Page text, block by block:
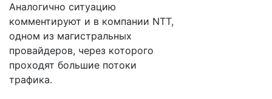
Аналогично ситуацию
комментируют и в компании NTT,
одном из магистральных
провайдеров, через которого
проходят большие потоки
трафика.